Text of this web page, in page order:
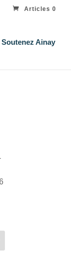
Articles 0
Soutenez Ainay